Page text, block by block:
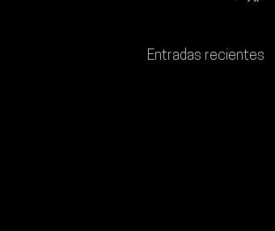
Entradas recientes